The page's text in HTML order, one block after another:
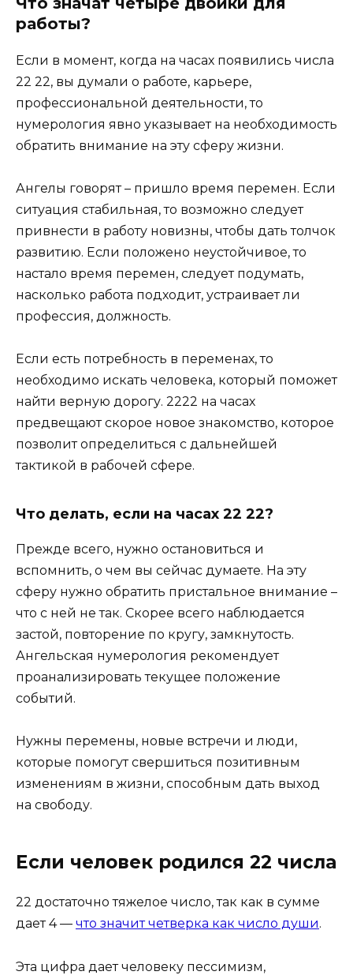
работы?
Если в момент, когда на часах появились числа
22 22, вы думали о работе, карьере,
профессиональной деятельности, то
нумерология явно указывает на необходимость
обратить внимание на эту сферу жизни.
Ангелы говорят – пришло время перемен. Если
ситуация стабильная, то возможно следует
привнести в работу новизны, чтобы дать толчок
развитию. Если положено неустойчивое, то
настало время перемен, следует подумать,
насколько работа подходит, устраивает ли
профессия, должность.
Если есть потребность в переменах, то
необходимо искать человека, который поможет
найти верную дорогу. 2222 на часах
предвещают скорое новое знакомство, которое
позволит определиться с дальнейшей
тактикой в рабочей сфере.
Что делать, если на часах 22 22?
Прежде всего, нужно остановиться и
вспомнить, о чем вы сейчас думаете. На эту
сферу нужно обратить пристальное внимание –
что с ней не так. Скорее всего наблюдается
застой, повторение по кругу, замкнутость.
Ангельская нумерология рекомендует
проанализировать текущее положение
событий.
Нужны перемены, новые встречи и люди,
которые помогут свершиться позитивным
изменениям в жизни, способным дать выход
на свободу.
Если человек родился 22 числа
22 достаточно тяжелое число, так как в сумме
дает 4 — что значит четверка как число души.
Эта цифра дает человеку пессимизм,